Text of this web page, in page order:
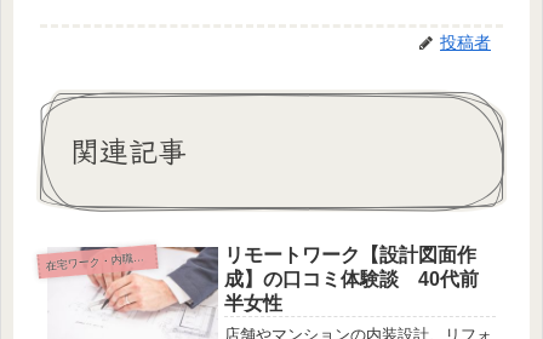
投稿者
関連記事
在宅ワーク・内職・リモート
リモートワーク【設計図面作
成】の口コミ体験談 40代前
半女性
店舗やマンションの内装設計、リフォ